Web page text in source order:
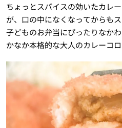
ちょっとスパイスの効いたカレ
が、口の中になくなってからも
子どものお弁当にぴったりなか
かなか本格的な大人のカレーコロ